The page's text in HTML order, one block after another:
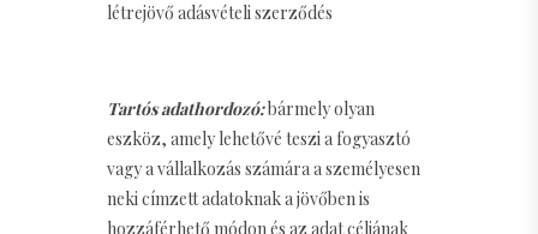
létrejövő adásvételi szerződés
Tartós adathordozó:bármely olyan
eszköz, amely lehetővé teszi a fogyasztó
vagy a vállalkozás számára a személyesen
neki címzett adatoknak a jövőben is
hozzáférhető módon és az adat céljának